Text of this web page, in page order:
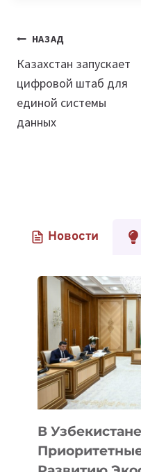
Навигация
по
записям
НАЗАД
Казахстан запускает
цифровой штаб для
единой системы
данных
Новости
В